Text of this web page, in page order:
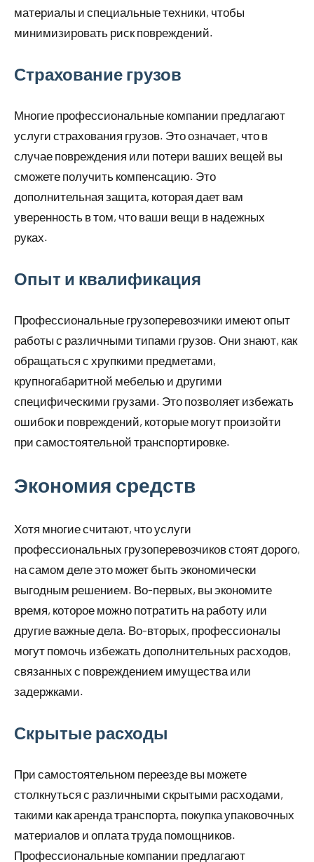
материалы и специальные техники, чтобы
минимизировать риск повреждений.
Страхование грузов
Многие профессиональные компании предлагают
услуги страхования грузов. Это означает, что в
случае повреждения или потери ваших вещей вы
сможете получить компенсацию. Это
дополнительная защита, которая дает вам
уверенность в том, что ваши вещи в надежных
руках.
Опыт и квалификация
Профессиональные грузоперевозчики имеют опыт
работы с различными типами грузов. Они знают, как
обращаться с хрупкими предметами,
крупногабаритной мебелью и другими
специфическими грузами. Это позволяет избежать
ошибок и повреждений, которые могут произойти
при самостоятельной транспортировке.
Экономия средств
Хотя многие считают, что услуги
профессиональных грузоперевозчиков стоят дорого,
на самом деле это может быть экономически
выгодным решением. Во-первых, вы экономите
время, которое можно потратить на работу или
другие важные дела. Во-вторых, профессионалы
могут помочь избежать дополнительных расходов,
связанных с повреждением имущества или
задержками.
Скрытые расходы
При самостоятельном переезде вы можете
столкнуться с различными скрытыми расходами,
такими как аренда транспорта, покупка упаковочных
материалов и оплата труда помощников.
Профессиональные компании предлагают